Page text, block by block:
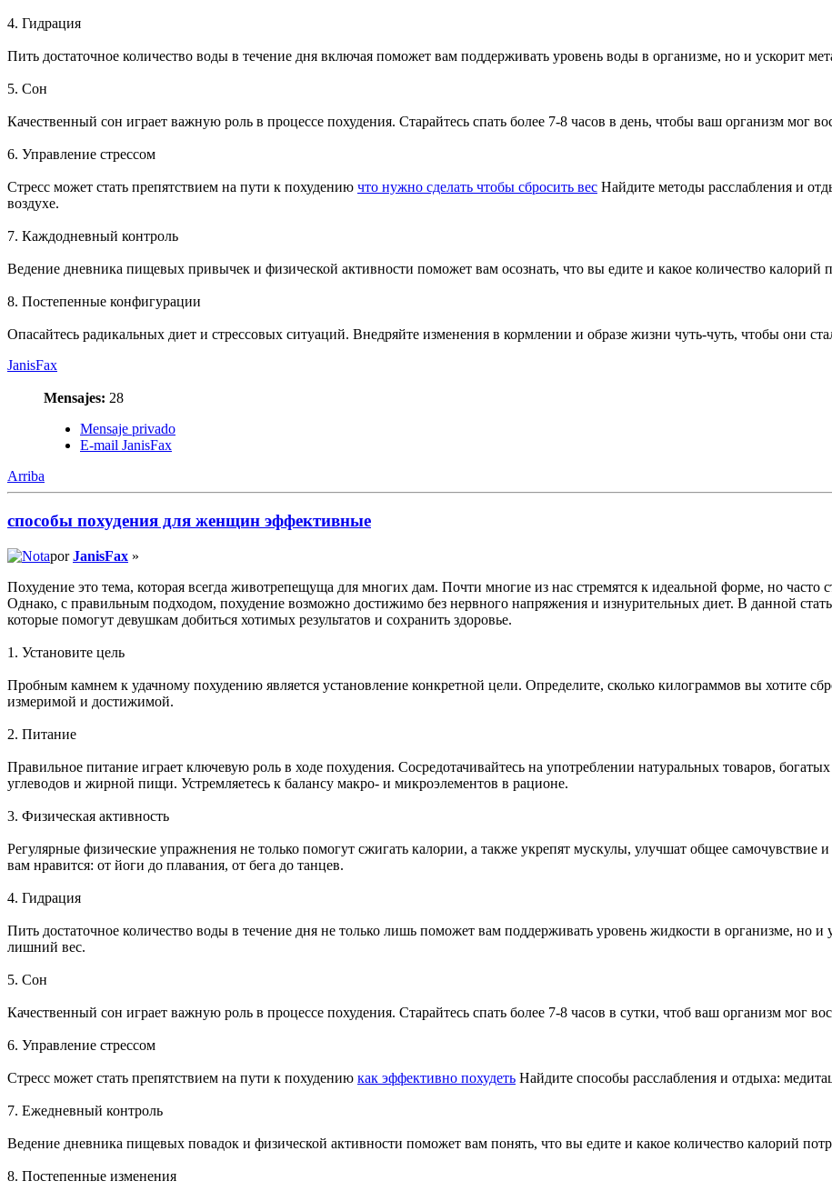
4. Гидрация
Пить достаточное количество воды в течение дня включая поможет вам поддерживать уровень воды в организме, но и ускорит
5. Сон
Качественный сон играет важную роль в процессе похудения. Старайтесь спать более 7-8 часов в день, чтобы ваш организм мог
6. Управление стрессом
Стресс может стать препятствием на пути к похудению что нужно сделать чтобы сбросить вес Найдите методы расслабления и
воздухе.
7. Каждодневный контроль
Ведение дневника пищевых привычек и физической активности поможет вам осознать, что вы едите и какое количество калорий
8. Постепенные конфигурации
Опасайтесь радикальных диет и стрессовых ситуаций. Внедряйте изменения в кормлении и образе жизни чуть-чуть, чтобы они
JanisFax
Mensajes: 28
Mensaje privado
E-mail JanisFax
Arriba
способы похудения для женщин эффективные
porJanisFax »
Похудение это тема, которая всегда животрепещуща для многих дам. Почти многие из нас стремятся к идеальной форме, но часто
Однако, с правильным подходом, похудение возможно достижимо без нервного напряжения и изнурительных диет. В данной
которые помогут девушкам добиться хотимых результатов и сохранить здоровье.
1. Установите цель
Пробным камнем к удачному похудению является установление конкретной цели. Определите, сколько килограммов вы хотите
измеримой и достижимой.
2. Питание
Правильное питание играет ключевую роль в ходе похудения. Сосредотачивайтесь на употреблении натуральных товаров,
углеводов и жирной пищи. Устремляетесь к балансу макро- и микроэлементов в рационе.
3. Физическая активность
Регулярные физические упражнения не только помогут сжигать калории, а также укрепят мускулы, улучшат общее самочувствие
вам нравится: от йоги до плавания, от бега до танцев.
4. Гидрация
Пить достаточное количество воды в течение дня не только лишь поможет вам поддерживать уровень жидкости в организме, но
лишний вес.
5. Сон
Качественный сон играет важную роль в процессе похудения. Старайтесь спать более 7-8 часов в сутки, чтоб ваш организм мог
6. Управление стрессом
Стресс может стать препятствием на пути к похудению как эффективно похудеть Найдите способы расслабления и отдыха:
7. Ежедневный контроль
Ведение дневника пищевых повадок и физической активности поможет вам понять, что вы едите и какое количество калорий
8. Постепенные изменения